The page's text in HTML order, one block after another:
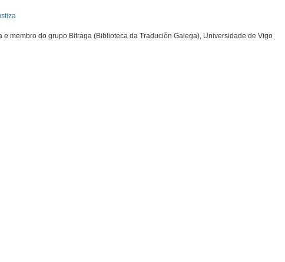
membro do grupo Bitraga (Biblioteca da Tradución Galega), Universidade de Vigo